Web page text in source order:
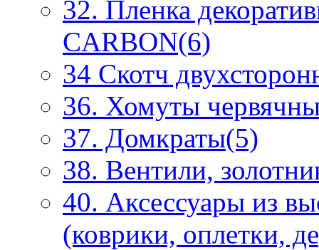
32. Пленка
CARBON(6)
34 Скотч
36. Хомуты
37. Домкраты(5)
38. Вентили,
40. Аксессуары из
(коврики, оплетки,